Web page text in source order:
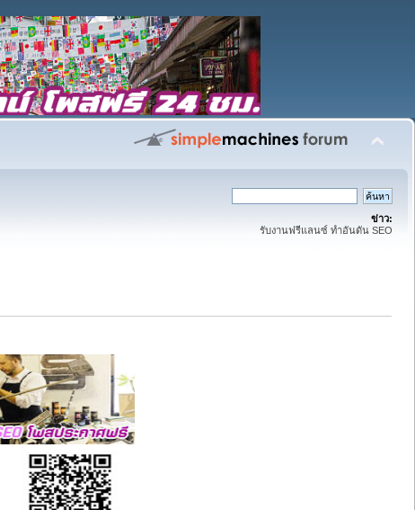
ข่าว:
รับงานฟรีแลนซ์ ทำอันดัน SEO